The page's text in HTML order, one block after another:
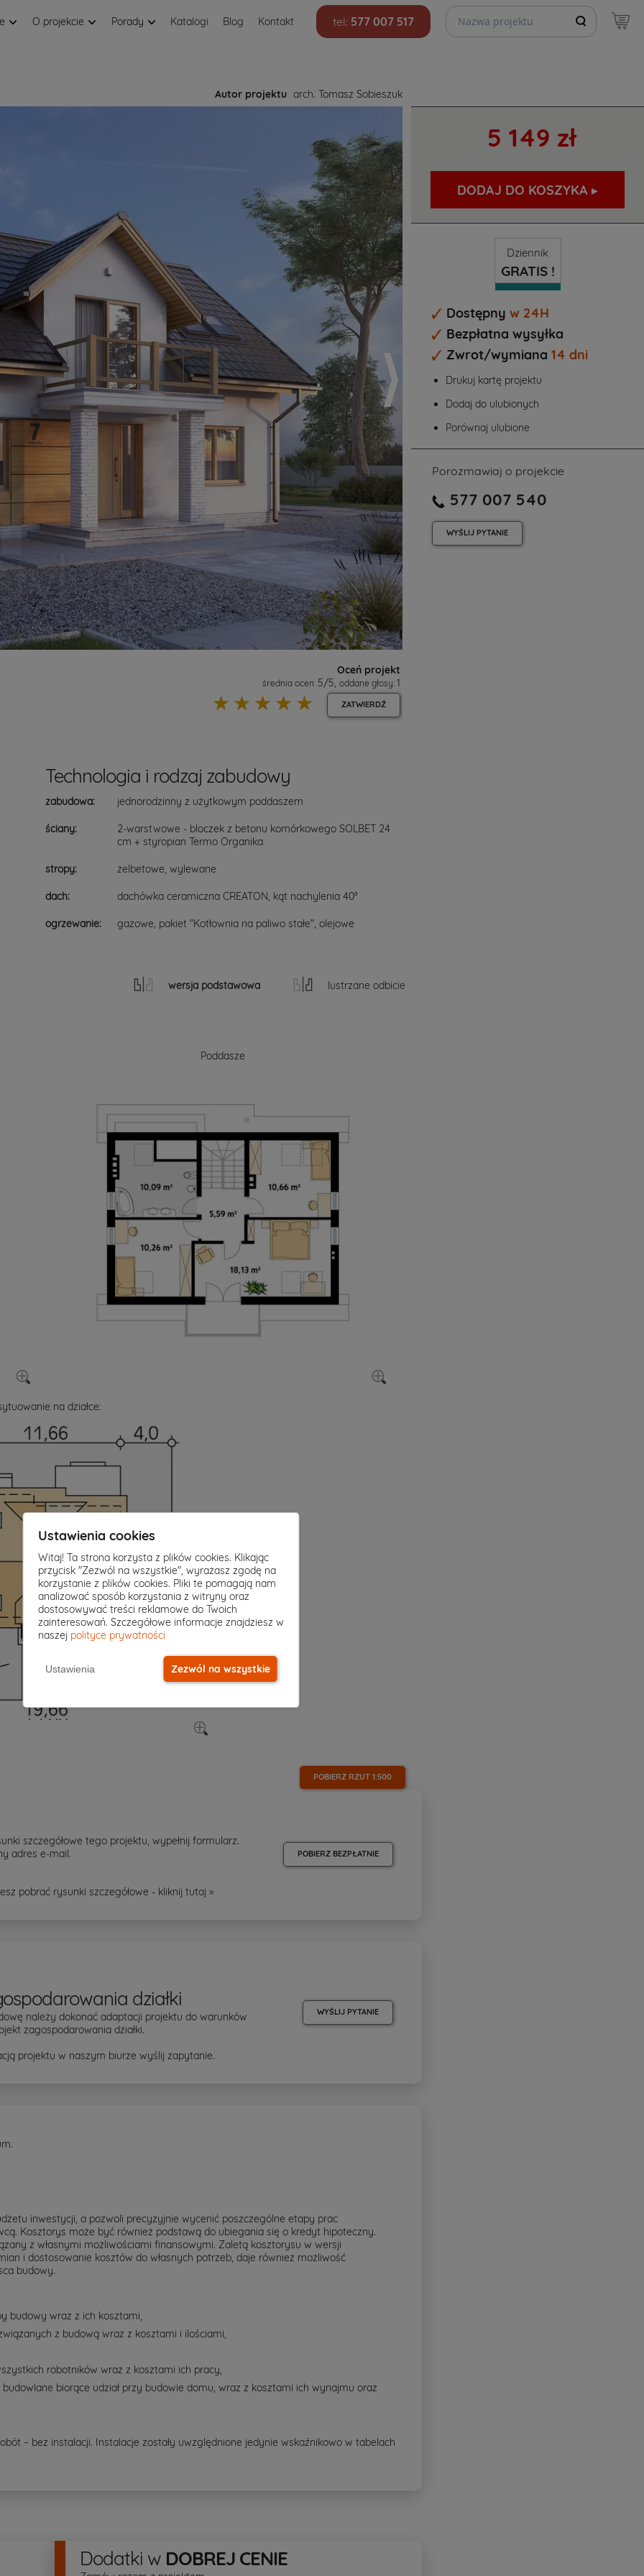
O projekcie Porady Katalogi Blog Kontakt tel: 577 007 517
Szukaj projektów
Autor projektu arch. Tomasz Sobieszuk
Oceń projekt
średnia ocen: 5/5, oddane głosy: 1
☆
☆
☆
☆
☆ ZATWIERDŹ
5 149 zł
DODAJ DO KOSZYKA ▸
Dziennik
GRATIS !
Dostępny w 24H
Bezpłatna wysyłka
Zwrot/wymiana 14 dni
Drukuj kartę projektu
Dodaj do ulubionych
Porównaj ulubione
Porozmawiaj o projekcie
577 007 540
WYŚLIJ PYTANIE
Technologia i rodzaj zabudowy
zabudowa: jednorodzinny z użytkowym poddaszem
ściany:
2-warstwowe - bloczek z betonu komórkowego SOLBET 24
cm + styropian Termo Organika
stropy: żelbetowe, wylewane
dach: dachówka ceramiczna CREATON, kąt nachylenia 40°
ogrzewanie: gazowe, pakiet "Kotłownia na paliwo stałe", olejowe
wersja podstawowa lustrzane odbicie
Poddasze
na działce:
POBIERZ RZUT 1:500
szczegółowe tego projektu, wypełnij formularz.
adres e-mail.
pobrać rysunki szczegółowe - kliknijtutaj »
POBIERZ BEZPŁATNIE
działki
należy dokonać adaptacji projektu do warunków
zagospodarowania działki.
projektu w naszym biurze wyślij zapytanie.
WYŚLIJ PYTANIE
inwestycji, a pozwoli precyzyjnie wycenić poszczególne etapy prac
Kosztorys może być również podstawą do ubiegania się o kredyt hipoteczny.
z własnymi możliwościami finansowymi. Zaletą kosztorysu w wersji
i dostosowanie kosztów do własnych potrzeb, daje również możliwość
budowy.
budowy wraz z ich kosztami,
z budową wraz z kosztami i ilościami,
robotników wraz z kosztami ich pracy,
biorące udział przy budowie domu, wraz z kosztami ich wynajmu oraz
– bez instalacji. Instalacje zostały uwzględnione jedynie wskaźnikowo w tabelach
Dodatki w DOBREJ CENIE
Ustawienia cookies
Witaj! Ta strona korzysta z plików cookies. Klikając
przycisk "Zezwól na wszystkie", wyrażasz zgodę na
korzystanie z plików cookies. Pliki te pomagają nam
analizować sposób korzystania z witryny oraz
dostosowywać treści reklamowe do Twoich
zainteresowań. Szczegółowe informacje znajdziesz w
naszej polityce prywatności
Ustawienia Zezwól na wszystkie